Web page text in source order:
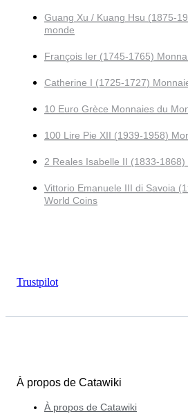
Guang Xu / Kuang Hsu (1875-
monde
François Ier (1745-1765)
Catherine I (1725-1727)
10 Euro Grèce Monnaies du
100 Lire Pie XII (1939-1958)
2 Reales Isabelle II (1833-
Vittorio Emanuele III di Savoia
World Coins
Trustpilot
À propos de Catawiki
À propos de Catawiki